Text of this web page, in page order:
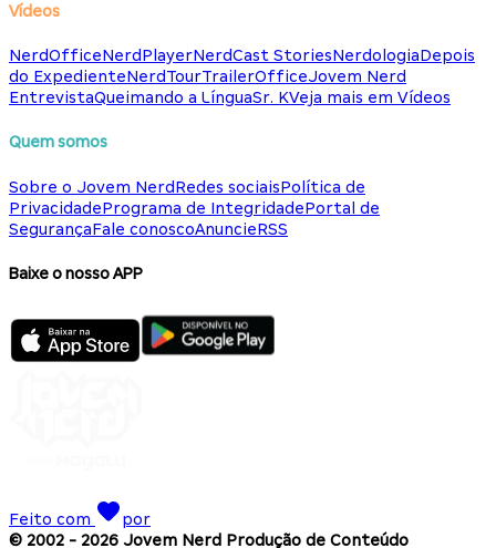
Vídeos
NerdOfficeNerdPlayerNerdCast StoriesNerdologiaDepois
do ExpedienteNerdTourTrailerOfficeJovem Nerd
EntrevistaQueimando a LínguaSr. KVeja mais em Vídeos
Quem somos
Sobre o Jovem NerdRedes sociaisPolítica de
PrivacidadePrograma de IntegridadePortal de
SegurançaFale conoscoAnuncieRSS
Baixe o nosso APP
Feito com
por
© 2002 - 2026 Jovem Nerd Produção de Conteúdo